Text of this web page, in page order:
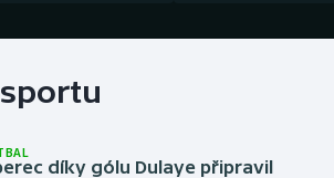
díky gólu Dulaye připravil